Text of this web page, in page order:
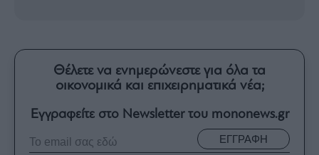
Θέλετε να ενημερώνεστε για όλα τα
οικονομικά και επιχειρηματικά νέα;
Εγγραφείτε στο Newsletter του mononews.gr
ΕΓΓΡΑΦΗ